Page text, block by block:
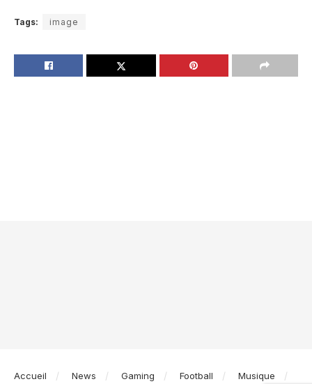
Tags: image
Accueil News Gaming Football Musique